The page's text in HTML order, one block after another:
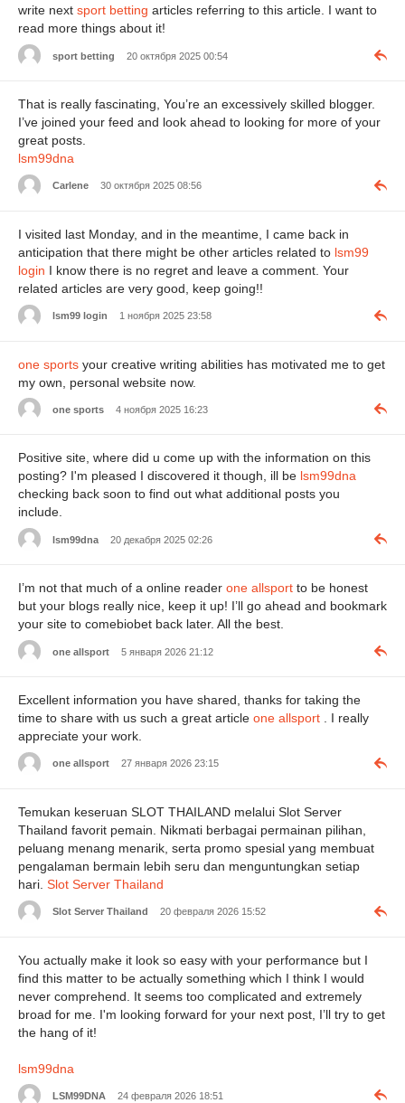
write next sport betting articles referring to this article. I want to
read more things about it!
sport betting 20 октября 2025 00:54
That is really fascinating, You’re an excessively skilled blogger.
I’ve joined your feed and look ahead to looking for more of your
great posts.
lsm99dna
Carlene 30 октября 2025 08:56
I visited last Monday, and in the meantime, I came back in
anticipation that there might be other articles related to lsm99
login I know there is no regret and leave a comment. Your
related articles are very good, keep going!!
lsm99 login 1 ноября 2025 23:58
one sports your creative writing abilities has motivated me to get
my own, personal website now.
one sports 4 ноября 2025 16:23
Positive site, where did u come up with the information on this
posting? I'm pleased I discovered it though, ill be lsm99dna
checking back soon to find out what additional posts you
include.
lsm99dna 20 декабря 2025 02:26
I’m not that much of a online reader one allsport to be honest
but your blogs really nice, keep it up! I’ll go ahead and bookmark
your site to comebiobet back later. All the best.
one allsport 5 января 2026 21:12
Excellent information you have shared, thanks for taking the
time to share with us such a great article one allsport . I really
appreciate your work.
one allsport 27 января 2026 23:15
Temukan keseruan SLOT THAILAND melalui Slot Server
Thailand favorit pemain. Nikmati berbagai permainan pilihan,
peluang menang menarik, serta promo spesial yang membuat
pengalaman bermain lebih seru dan menguntungkan setiap
hari. Slot Server Thailand
Slot Server Thailand 20 февраля 2026 15:52
You actually make it look so easy with your performance but I
find this matter to be actually something which I think I would
never comprehend. It seems too complicated and extremely
broad for me. I'm looking forward for your next post, I’ll try to get
the hang of it!
lsm99dna
LSM99DNA 24 февраля 2026 18:51